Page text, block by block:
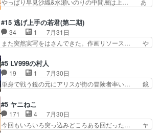
primevideoで視聴しまし…
リーみたいな始まり。流石に除… 猫相手になんで
し良い話化け猫は油が好物… 今回はあかやし1体
のみで15分。金持ちの… 今更だけど霊が性行為
で祓えることは何とな…
やっぱり早見沙織&水瀬いのりの中間層は上… あ
人物が増えてわいわいしたところが好き… 初コミ
ティアで２０冊刷りは妥当だよね。俺… 藤森さん
のママ向けの漫画で、また涙腺が⋯… 〜漫画に
「想い」をこめよう｣娘に漫画であ… 何回この作
てコミティアっていいなあ。同… コミティア参加
のしおりを徹夜で作る先生(… お母さん、娘にあ
んな漫画描かれたら泣いち…
#15 逃げ上手の若君(第二期)
34 1
7月31日
また突然実写をはさんできた。作画リソース… や
歳まで童貞だと魔法使いになれるという… こっち
の諏訪の三大将もまたクセが強いw色… 頼重が完
全にブレーンだよね毎回敵キャラが… 弧次郎「欲
を我慢して強くなれるなら大飯食… 変化球な演出
ていただきました！最終的に… この高らかなDT
宣言、合田一人に通じるも… この作品は近年稀に
見るおっさんキャラの充…
#5 LV999の村人
19 1
7月30日
単身で戦う鏡の元にアリスが街の冒険者率い… 鏡
なががんばってくれたアリスの父ちゃん… 成長限
界が999である村人と定めた上位存… 大規模バト
ルシーンなのに会話してばっかり… やっぱり勇者
より強かったか笑統率力LV9… 普通の人間の親子
#5 ヤニねこ
171 4
7月30日
今回もいろいろ突っ込みどころある回だった… ヤ